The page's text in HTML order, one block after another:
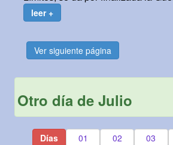
leer +
Ver siguiente página
Otro día de Julio
Días 01 02 03